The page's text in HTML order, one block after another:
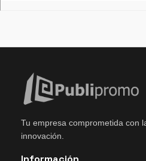
Tu empresa comprometida con
innovación.